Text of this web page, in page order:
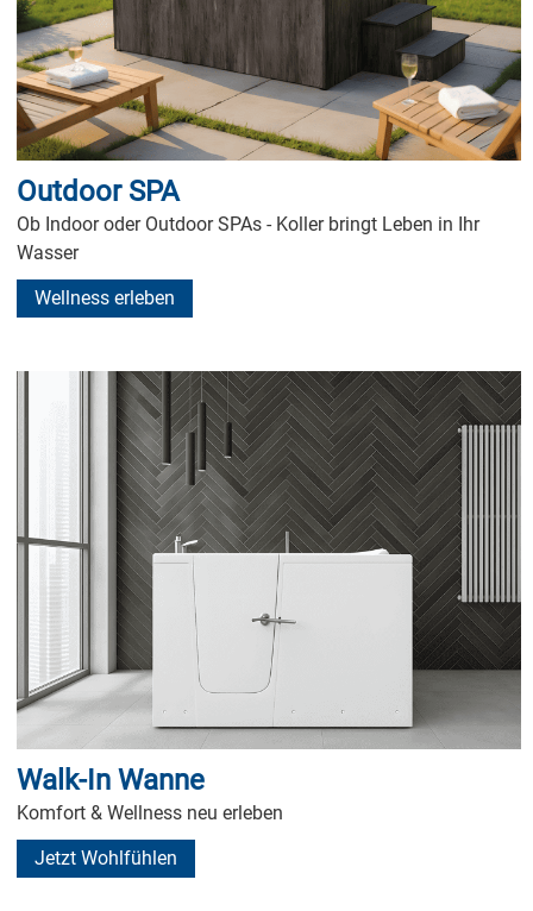
Outdoor SPA
Ob Indoor oder Outdoor SPAs - Koller bringt Leben in Ihr
Wasser
Wellness erleben
Walk-In Wanne
Komfort & Wellness neu erleben
Jetzt Wohlfühlen